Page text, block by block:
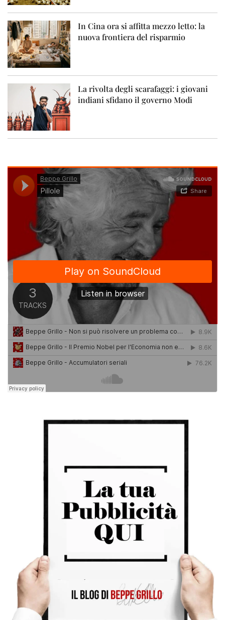
In Cina ora si affitta mezzo letto: la
nuova frontiera del risparmio
La rivolta degli scarafaggi: i giovani
indiani sfidano il governo Modi